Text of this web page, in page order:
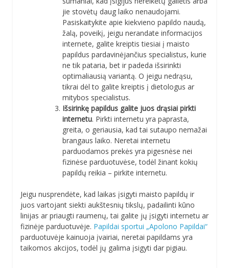
jie stovėtų daug laiko nenaudojami.
Pasiskaitykite apie kiekvieno papildo naudą,
žalą, poveikį, jeigu nerandate informacijos
internete, galite kreiptis tiesiai į maisto
papildus pardavinėjančius specialistus, kurie
ne tik pataria, bet ir padeda išsirinkti
optimaliausią variantą. O jeigu nedrąsu,
tikrai dėl to galite kreiptis į dietologus ar
mitybos specialistus.
Išsirinkę papildus galite juos drąsiai pirkti
internetu. Pirkti internetu yra paprasta,
greita, o geriausia, kad tai sutaupo nemažai
brangaus laiko. Neretai internetu
parduodamos prekės yra pigesnėse nei
fizinėse parduotuvėse, todėl žinant kokių
papildų reikia – pirkite internetu.
Jeigu nusprendėte, kad laikas įsigyti maisto papildų ir
juos vartojant siekti aukštesnių tikslų, padailinti kūno
linijas ar priaugti raumenų, tai galite jų įsigyti internetu ar
fizinėje parduotuvėje. Papildai sportui „Apolono Papildai“
parduotuvėje kainuoja įvairiai, neretai papildams yra
taikomos akcijos, todėl jų galima įsigyti dar pigiau.